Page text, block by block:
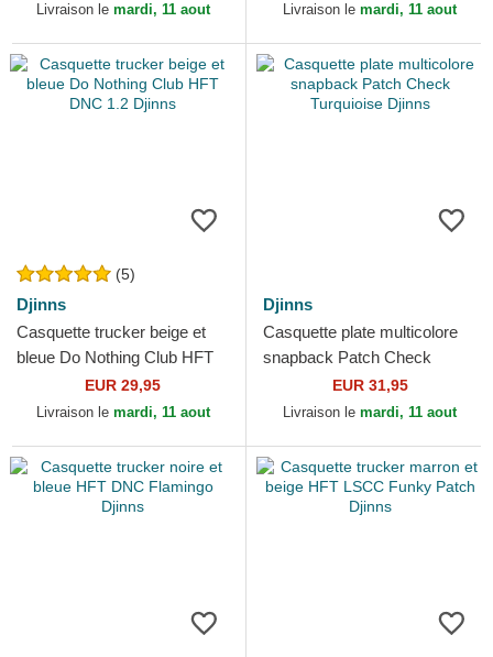
Livraison le mardi, 11 aout Livraison le mardi, 11 aout
(5)
Djinns
Casquette trucker beige et
bleue Do Nothing Club HFT
DNC 1.2 Djinns
EUR 29,95
Livraison le mardi, 11 aout
Djinns
Casquette plate multicolore
snapback Patch Check
Turquioise Djinns
EUR 31,95
Livraison le mardi, 11 aout